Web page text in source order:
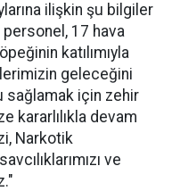
ilişkin şu bilgiler
personel, 17 hava
katılımıyla
geleceğini
sağlamak için zehir
kararlılıkla devam
Narkotik
ve